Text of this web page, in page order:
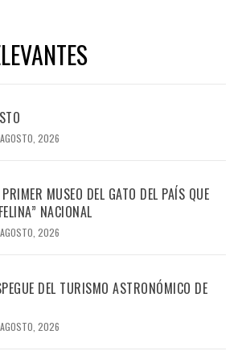
2026
MUSEO DEL GATO DEL PAÍS QUE
NACIONAL
2026
DEL TURISMO ASTRONÓMICO DE
2026